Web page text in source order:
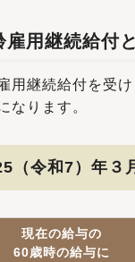
雇用継続給付
用継続給付を受
なります。
（令和7）年３
現在の給与の
60歳時の給与に